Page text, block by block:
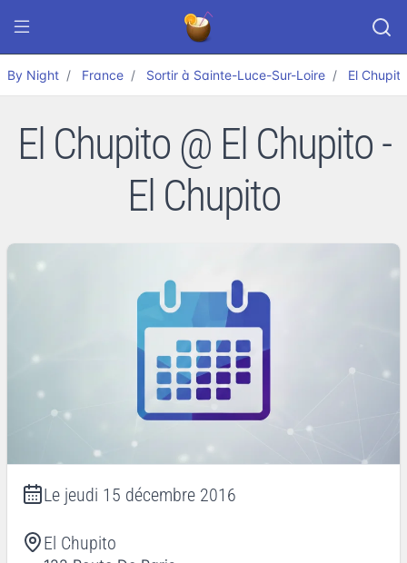
By Night France Sortir à Sainte-Luce-Sur-Loire El Chupito
El Chupito @ El Chupito -
El Chupito
Le jeudi 15 décembre 2016
El Chupito